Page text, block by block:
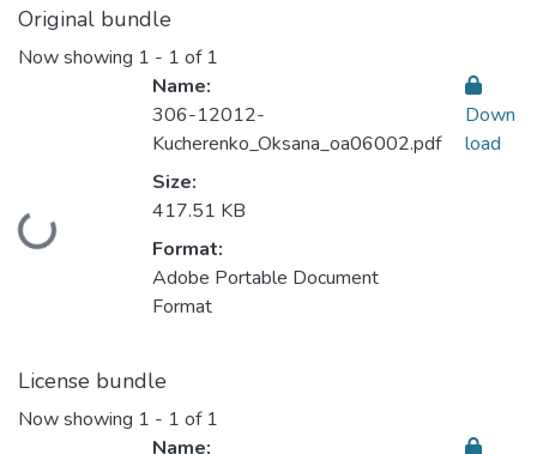
Original bundle
Now showing 1 - 1 of 1
Loading...
Name:
306-12012-
Kucherenko_Oksana_oa06002.pdf
Size:
417.51 KB
Format:
Adobe Portable Document
Format
Down
load
License bundle
Now showing 1 - 1 of 1
Name: